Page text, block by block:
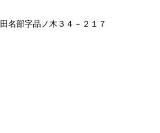
名部字品ノ木３４－２１７